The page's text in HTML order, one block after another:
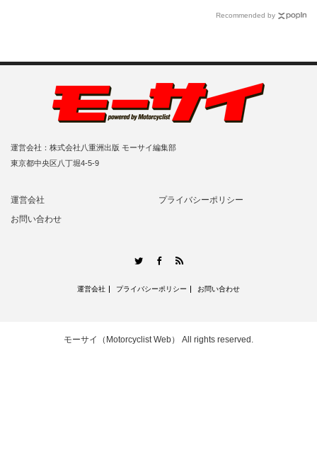
Recommended by
運営会社：株式会社八重洲出版 モーサイ編集部
東京都中央区八丁堀4-5-9
運営会社
プライバシーポリシー
お問い合わせ
TwitterFacebook
運営会社 プライバシーポリシー お問い合わせ
モーサイ（Motorcyclist Web） All rights reserved.